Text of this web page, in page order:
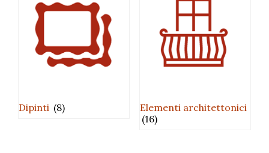
Dipinti (8)
Elementi architettonici
(16)